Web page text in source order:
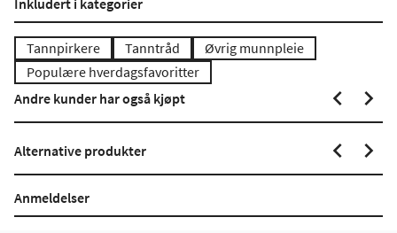
Inkludert i kategorier
Tannpirkere Tanntråd
Øvrig munnpleie
Populære hverdagsfavoritter
Andre kunder har også kjøpt
Alternative produkter
Anmeldelser